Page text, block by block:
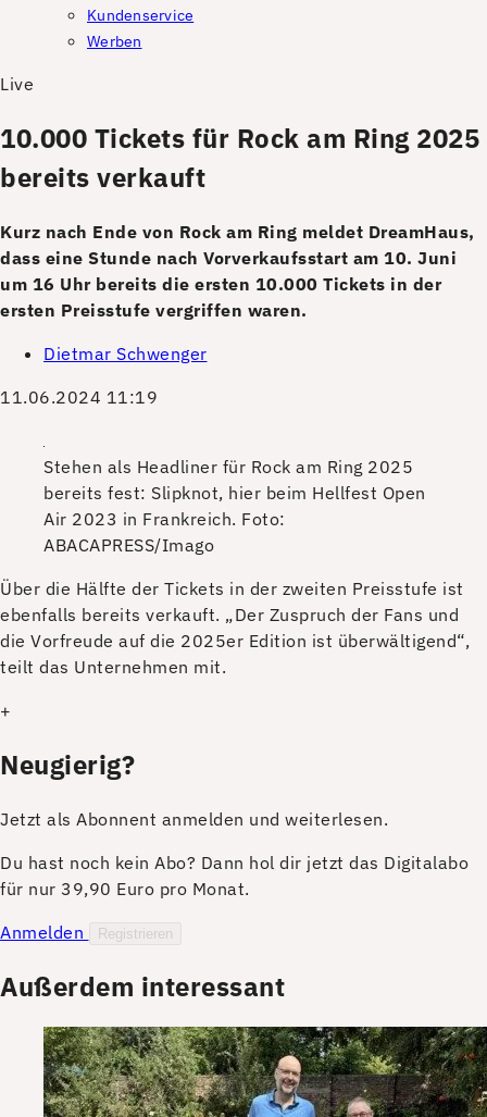
Kundenservice
Werben
Live
10.000 Tickets für Rock am Ring 2025
bereits verkauft
Kurz nach Ende von Rock am Ring meldet DreamHaus,
dass eine Stunde nach Vorverkaufsstart am 10. Juni
um 16 Uhr bereits die ersten 10.000 Tickets in der
ersten Preisstufe vergriffen waren.
Dietmar Schwenger
11.06.2024 11:19
Stehen als Headliner für Rock am Ring 2025
bereits fest: Slipknot, hier beim Hellfest Open
Air 2023 in Frankreich. Foto:
ABACAPRESS/Imago
Über die Hälfte der Tickets in der zweiten Preisstufe ist
ebenfalls bereits verkauft. „Der Zuspruch der Fans und
die Vorfreude auf die 2025er Edition ist überwältigend“,
teilt das Unternehmen mit.
+
Neugierig?
Jetzt als Abonnent anmelden und weiterlesen.
Du hast noch kein Abo? Dann hol dir jetzt das Digitalabo
für nur 39,90 Euro pro Monat.
Anmelden
Registrieren
Außerdem interessant